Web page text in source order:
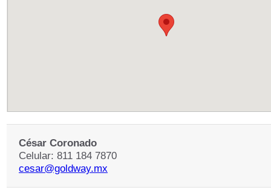
César Coronado
Celular: 811 184 7870
cesar@goldway.mx